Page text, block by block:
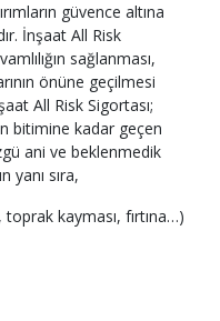
güvence altına
İnşaat All Risk
sağlanması,
önüne geçilmesi
All Risk Sigortası;
bitimine kadar geçen
ani ve beklenmedik
yanı sıra,
kayması, fırtına…)